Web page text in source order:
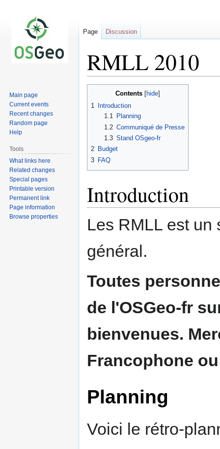
RMLL 2010
Contents
1
Introduction
1.1
Planning
1.2 Communiqué de Presse
1.3 Stand OSgeo-fr
2 Budget
3 FAQ
Introduction
Les RMLL est
général.
Toutes
de l'OSGeo-fr
bienvenues.
Francophone
Planning
Voici le rétro-
Page Discussion
Main page
Current events
Recent changes
Random page
Help
Tools
What links here
Related changes
Special pages
Printable version
Permanent link
Page information
Browse properties